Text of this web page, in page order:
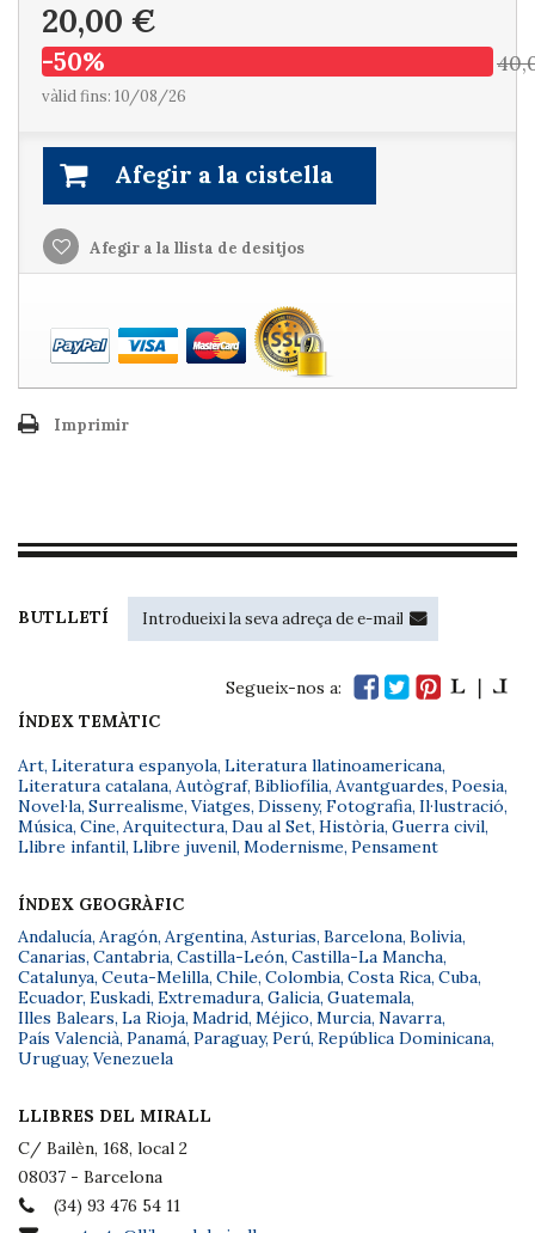
20,00 €
-50%
vàlid fins: 10/08/26
Afegir a la cistella
Afegir a la llista de desitjos
Imprimir
BUTLLETÍ
Segueix-nos a:
ÍNDEX TEMÀTIC
Art, Literatura espanyola, Literatura llatinoamericana,
Literatura catalana, Autògraf, Bibliofília, Avantguardes, Poesia,
Novel·la, Surrealisme, Viatges, Disseny, Fotografia, Il·lustració,
Música, Cine, Arquitectura, Dau al Set, Història, Guerra civil,
Llibre infantil, Llibre juvenil, Modernisme, Pensament
ÍNDEX GEOGRÀFIC
Andalucía, Aragón, Argentina, Asturias, Barcelona, Bolivia,
Canarias, Cantabria, Castilla-León, Castilla-La Mancha,
Catalunya, Ceuta-Melilla, Chile, Colombia, Costa Rica, Cuba,
Ecuador, Euskadi, Extremadura, Galicia, Guatemala,
Illes Balears, La Rioja, Madrid, Méjico, Murcia, Navarra,
País Valencià, Panamá, Paraguay, Perú, República Dominicana,
Uruguay, Venezuela
LLIBRES DEL MIRALL
C/ Bailèn, 168, local 2
08037 - Barcelona
(34) 93 476 54 11